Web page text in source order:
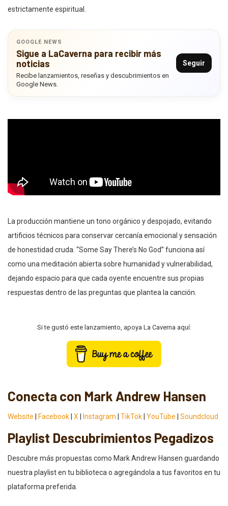
estrictamente espiritual.
GOOGLE NEWS
Sigue a LaCaverna para recibir más
noticias
Recibe lanzamientos, reseñas y descubrimientos en
Google News.
Seguir
La producción mantiene un tono orgánico y despojado, evitando
artificios técnicos para conservar cercanía emocional y sensación
de honestidad cruda. “Some Say There’s No God” funciona así
como una meditación abierta sobre humanidad y vulnerabilidad,
dejando espacio para que cada oyente encuentre sus propias
respuestas dentro de las preguntas que plantea la canción.
Si te gustó este lanzamiento, apoya La Caverna aquí:
Conecta con Mark Andrew Hansen
Website Facebook X Instagram TikTok YouTube Soundcloud
Playlist Descubrimientos Pegadizos
Descubre más propuestas como Mark Andrew Hansen guardando
nuestra playlist en tu biblioteca o agregándola a tus favoritos en tu
plataforma preferida.